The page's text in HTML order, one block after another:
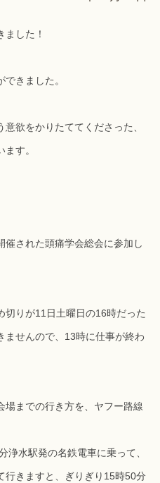
した！
きました。
欲をかりたててくださった、
す。
催された頭痛学会総会に参加し
切りが11日土曜日の16時だった
ませんので、13時に仕事が終わ
場までの行き方を、ヤフー路線
浄水駅発の名鉄電車に乗って、
行きますと、ぎりぎり15時50分